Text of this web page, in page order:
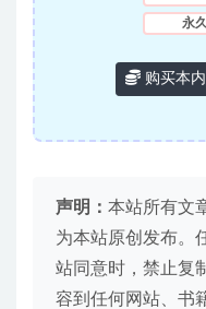
永
购买本
声明： 本站所有文
为本站原创发布。
站同意时，禁止复
容到任何网站、书